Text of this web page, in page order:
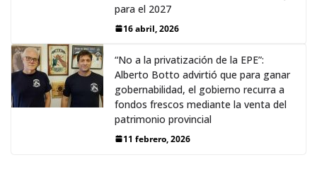
para el 2027
16 abril, 2026
“No a la privatización de la EPE”:
Alberto Botto advirtió que para ganar
gobernabilidad, el gobierno recurra a
fondos frescos mediante la venta del
patrimonio provincial
11 febrero, 2026